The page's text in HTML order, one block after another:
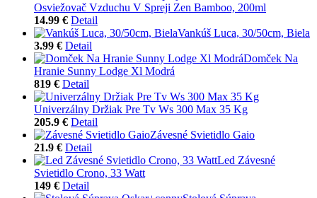
Osviežovač Vzduchu V Spreji Zen Bamboo, 200ml
14.99 € Detail
Vankúš Luca, 30/50cm, Biela
3.99 € Detail
Domček Na
Hranie Sunny Lodge Xl Modrá
819 € Detail
Univerzálny Držiak Pre Tv Ws 300 Max 35 Kg
205.9 € Detail
Závesné Svietidlo Gaio
21.9 € Detail
Led Závesné
Svietidlo Crono, 33 Watt
149 € Detail